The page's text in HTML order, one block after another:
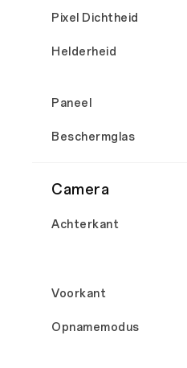
Pixel Dichtheid
Helderheid
Paneel
Beschermglas
Camera
Achterkant
Voorkant
Opnamemodus